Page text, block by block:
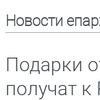
Новости
Подарки
получат